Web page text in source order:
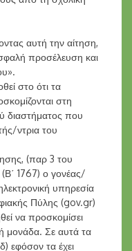
αυτή την αίτηση,
προσέλευση και
στο ότι τα
στη
διαστήματος που
ντρια του
(παρ 3 του
1767) ο γονέας/
υπηρεσία
Πύλης (gov.gr)
να προσκομίσει
μονάδα. Σε αυτά τα
εφόσον τα έχει